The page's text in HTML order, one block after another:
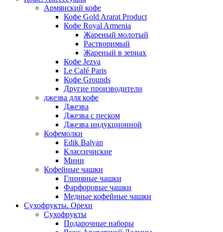
Армянский кофе
Кофе Gold Ararat Product
Кофе Royal Armenia
Жареный молотый
Растворимый
Жареный в зернах
Кофе Jezva
Le Café Paris
Кофе Grounds
Другие производители
джезва для кофе
Джезва
Джезва с песком
Джезва индукционной
Кофемолки
Edik Balyan
Классичиские
Мини
Кофейные чашки
Глиняные чашки
Фарфоровые чашки
Медные кофейные чашки
Сухофрукты. Орехи
Сухофрукты
Подарочные наборы